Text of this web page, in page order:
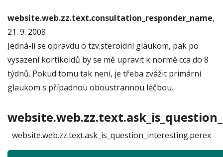
website.web.zz.text.consultation_responder_name,
21. 9. 2008
Jedná-li se opravdu o tzv.steroidní glaukom, pak po
vysazení kortikoidů by se mě upravit k normě cca do 8
týdnů. Pokud tomu tak není, je třeba zvážit primární
glaukom s případnou oboustrannou léčbou.
website.web.zz.text.ask_is_question_interesting.perex